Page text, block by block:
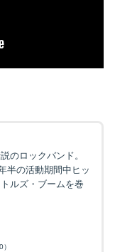
のロックバンド。
半の活動期間中ヒッ
ルズ・ブームを巻